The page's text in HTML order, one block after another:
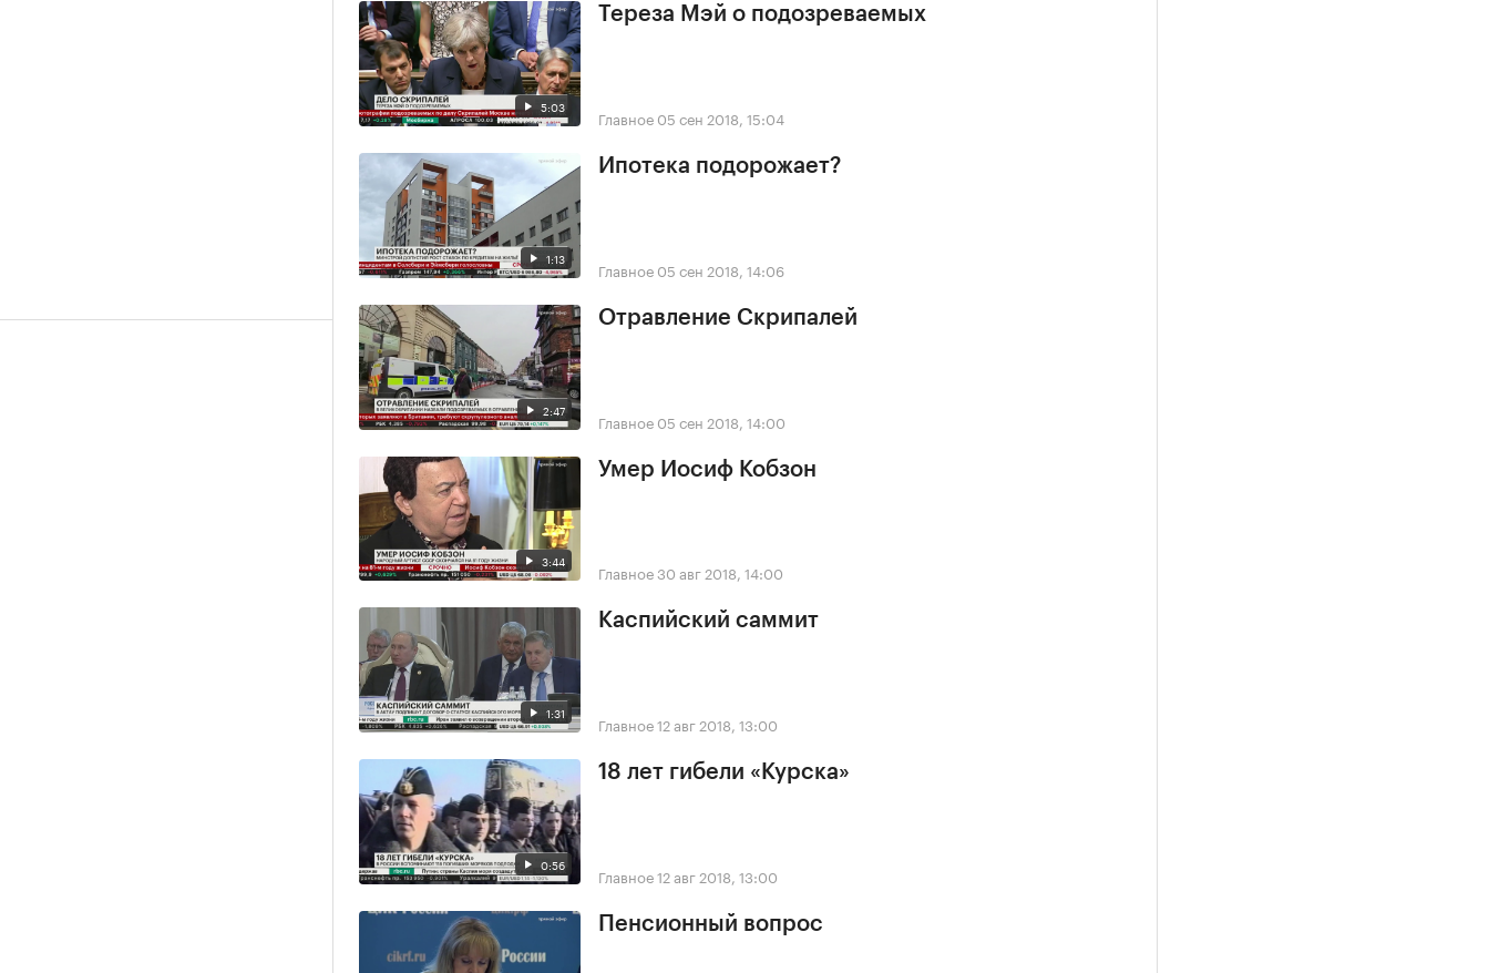
5:03
Тереза Мэй о подозреваемых
Главное 05 сен 2018, 15:04
1:13
Ипотека подорожает?
Главное 05 сен 2018, 14:06
2:47
Отравление Скрипалей
Главное 05 сен 2018, 14:00
3:44
Умер Иосиф Кобзон
Главное30 авг 2018, 14:00
1:31
Каспийский саммит
Главное12 авг 2018, 13:00
0:56
18 лет гибели «Курска»
Главное12 авг 2018, 13:00
Пенсионный вопрос